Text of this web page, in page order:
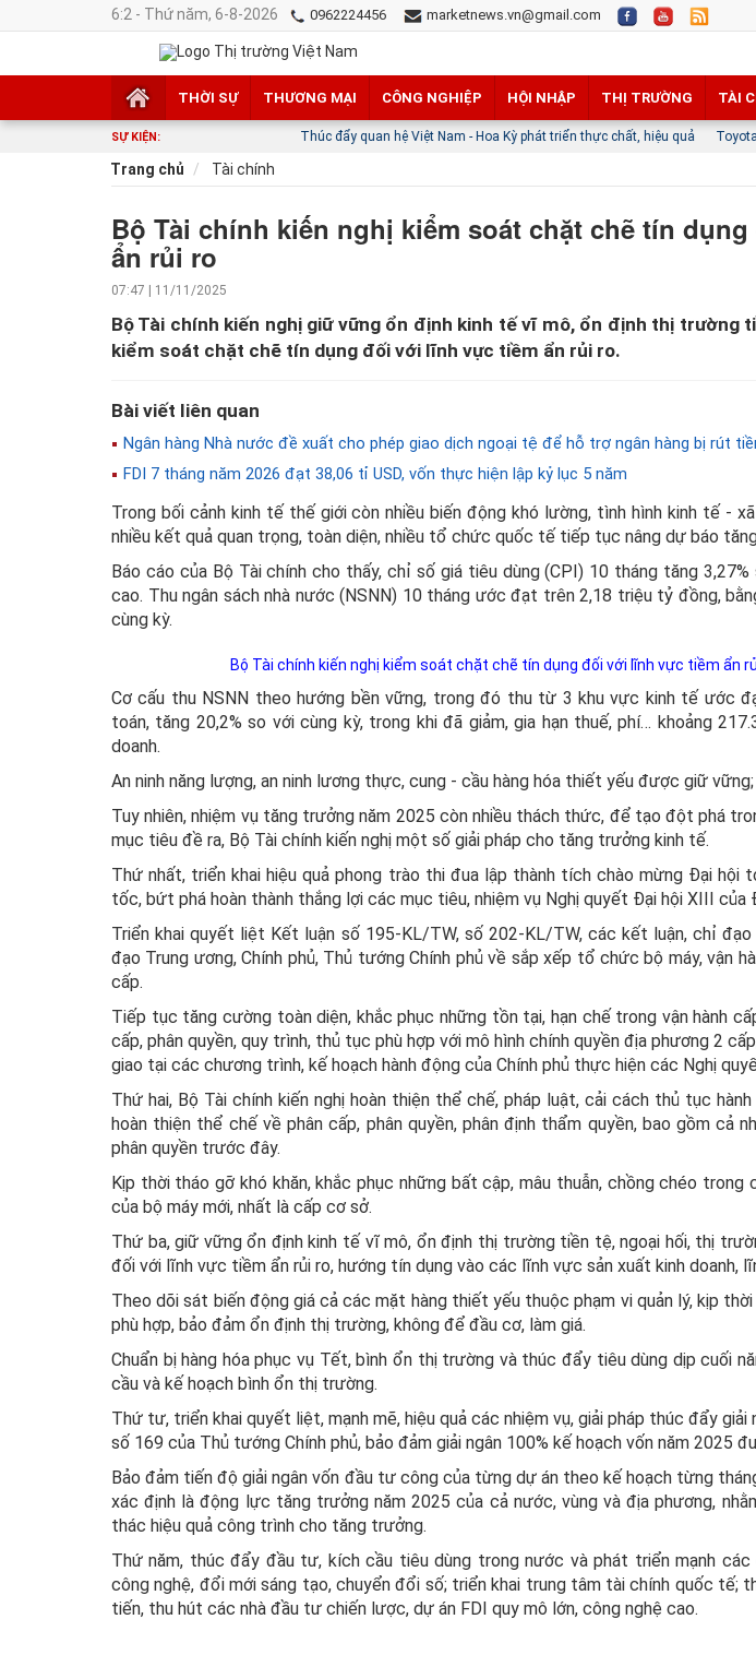
6:2 - Thứ năm, 6-8-2026 0962224456 marketnews.vn@gmail.com
THỜI SỰ THƯƠNG MẠI CÔNG NGHIỆP HỘI NHẬP THỊ TRƯỜNG TÀI
SỰ KIỆN: Thúc đẩy quan hệ Việt Nam - Hoa Kỳ phát triển thực chất, hiệu quả Toyota Land Cruiser
Trang chủ Tài chính
Bộ Tài chính kiến nghị kiểm soát chặt chẽ tín
ẩn rủi ro
07:47 | 11/11/2025
Bộ Tài chính kiến nghị giữ vững ổn định kinh tế vĩ mô, ổn định thị trường
kiểm soát chặt chẽ tín dụng đối với lĩnh vực tiềm ẩn rủi ro.
Bài viết liên quan
Ngân hàng Nhà nước đề xuất cho phép giao dịch ngoại tệ để hỗ trợ ngân hàng bị rút
FDI 7 tháng năm 2026 đạt 38,06 tỉ USD, vốn thực hiện lập kỷ lục 5 năm
Trong bối cảnh kinh tế thế giới còn nhiều biến động khó lường, tình hình kinh tế -
nhiều kết quả quan trọng, toàn diện, nhiều tổ chức quốc tế tiếp tục nâng dự báo
Báo cáo của Bộ Tài chính cho thấy, chỉ số giá tiêu dùng (CPI) 10 tháng tăng
cao. Thu ngân sách nhà nước (NSNN) 10 tháng ước đạt trên 2,18 triệu tỷ đồng,
cùng kỳ.
Bộ Tài chính kiến nghị kiểm soát chặt chẽ tín dụng đối với lĩnh vực tiềm ẩn
Cơ cấu thu NSNN theo hướng bền vững, trong đó thu từ 3 khu vực kinh tế ước
toán, tăng 20,2% so với cùng kỳ, trong khi đã giảm, gia hạn thuế, phí… khoảng
doanh.
An ninh năng lượng, an ninh lương thực, cung - cầu hàng hóa thiết yếu được giữ
Tuy nhiên, nhiệm vụ tăng trưởng năm 2025 còn nhiều thách thức, để tạo đột phá
mục tiêu đề ra, Bộ Tài chính kiến nghị một số giải pháp cho tăng trưởng kinh tế.
Thứ nhất, triển khai hiệu quả phong trào thi đua lập thành tích chào mừng Đại hội
tốc, bứt phá hoàn thành thắng lợi các mục tiêu, nhiệm vụ Nghị quyết Đại hội XIII của
Triển khai quyết liệt Kết luận số 195-KL/TW, số 202-KL/TW, các kết luận, chỉ đạo
đạo Trung ương, Chính phủ, Thủ tướng Chính phủ về sắp xếp tổ chức bộ máy, vận
cấp.
Tiếp tục tăng cường toàn diện, khắc phục những tồn tại, hạn chế trong vận hành
cấp, phân quyền, quy trình, thủ tục phù hợp với mô hình chính quyền địa phương 2
giao tại các chương trình, kế hoạch hành động của Chính phủ thực hiện các Nghị
Thứ hai, Bộ Tài chính kiến nghị hoàn thiện thể chế, pháp luật, cải cách thủ tục
hoàn thiện thể chế về phân cấp, phân quyền, phân định thẩm quyền, bao gồm cả
phân quyền trước đây.
Kịp thời tháo gỡ khó khăn, khắc phục những bất cập, mâu thuẫn, chồng chéo
của bộ máy mới, nhất là cấp cơ sở.
Thứ ba, giữ vững ổn định kinh tế vĩ mô, ổn định thị trường tiền tệ, ngoại hối, thị
đối với lĩnh vực tiềm ẩn rủi ro, hướng tín dụng vào các lĩnh vực sản xuất kinh doanh,
Theo dõi sát biến động giá cả các mặt hàng thiết yếu thuộc phạm vi quản lý, kịp
phù hợp, bảo đảm ổn định thị trường, không để đầu cơ, làm giá.
Chuẩn bị hàng hóa phục vụ Tết, bình ổn thị trường và thúc đẩy tiêu dùng dịp cuối
cầu và kế hoạch bình ổn thị trường.
Thứ tư, triển khai quyết liệt, mạnh mẽ, hiệu quả các nhiệm vụ, giải pháp thúc đẩy
số 169 của Thủ tướng Chính phủ, bảo đảm giải ngân 100% kế hoạch vốn năm 2025
Bảo đảm tiến độ giải ngân vốn đầu tư công của từng dự án theo kế hoạch từng
xác định là động lực tăng trưởng năm 2025 của cả nước, vùng và địa phương,
thác hiệu quả công trình cho tăng trưởng.
Thứ năm, thúc đẩy đầu tư, kích cầu tiêu dùng trong nước và phát triển mạnh
công nghệ, đổi mới sáng tạo, chuyển đổi số; triển khai trung tâm tài chính quốc tế;
tiến, thu hút các nhà đầu tư chiến lược, dự án FDI quy mô lớn, công nghệ cao.